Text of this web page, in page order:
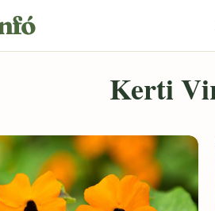
Kerti